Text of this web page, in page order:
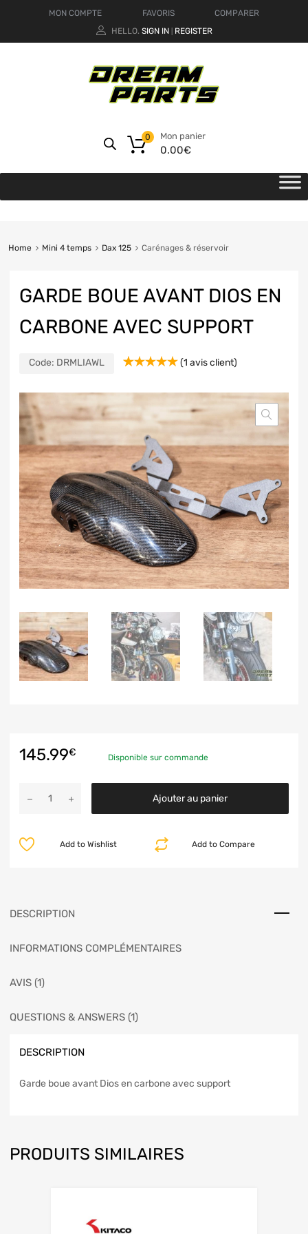
MON COMPTE FAVORIS
COMPARER
HELLO. SIGN IN REGISTER
Mon panier
0.00€
0
Home Mini 4 temps Dax 125 Carénages & réservoir
GARDE BOUE AVANT DIOS EN
CARBONE AVEC SUPPORT
Code: DRMLIAWL
client
(1 avis client)
145.99€ Disponible sur commande
Ajouter au panier
Add to Compare
Add to Wishlist
DESCRIPTION
INFORMATIONS COMPLÉMENTAIRES
AVIS (1)
QUESTIONS & ANSWERS (1)
DESCRIPTION
Garde boue avant Dios en carbone avec support
PRODUITS SIMILAIRES